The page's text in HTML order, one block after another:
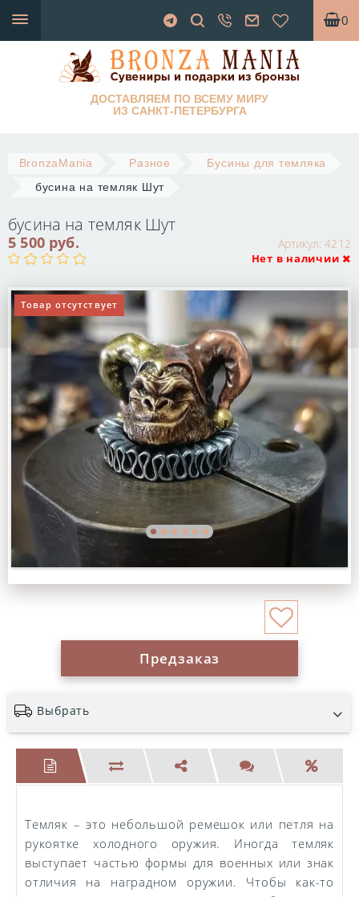
0
ДОСТАВЛЯЕМ ПО ВСЕМУ МИРУ
ИЗ САНКТ-ПЕТЕРБУРГА
BronzaMania Разное
Бусины для темляка
бусина на темляк Шут
бусина на темляк Шут
Артикул:4212
5 500 руб.
Нет в наличии
Товар отсутствует
Предзаказ
Выбрать
Темляк – это небольшой ремешок или петля на
рукоятке холодного оружия. Иногда темляк
выступает частью формы для военных или знак
отличия на наградном оружии. Чтобы как-то